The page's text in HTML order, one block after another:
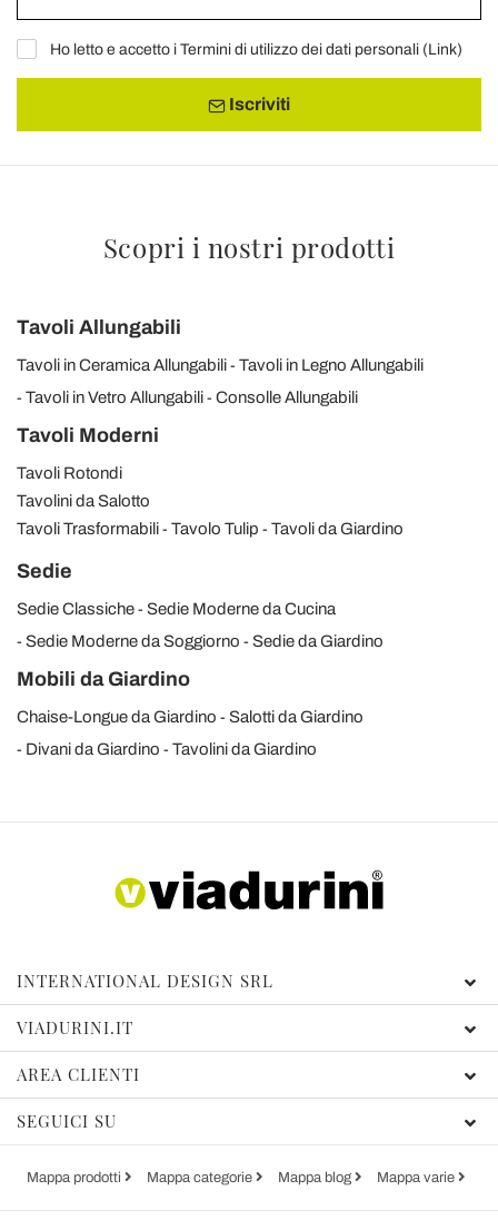
Ho letto e accetto i Termini di utilizzo dei dati personali (Link)
Iscriviti
Scopri i nostri prodotti
Tavoli Allungabili
Tavoli in Ceramica Allungabili
Tavoli in Legno Allungabili
Tavoli in Vetro Allungabili
Consolle Allungabili
Tavoli Moderni
Tavoli Rotondi
Tavolini da Salotto
Tavoli Trasformabili
Tavolo Tulip Tavoli da Giardino
Sedie
Sedie Classiche
Sedie Moderne da Cucina
Sedie Moderne da Soggiorno
Sedie da Giardino
Mobili da Giardino
Chaise-Longue da Giardino
Salotti da Giardino
Divani da Giardino
Tavolini da Giardino
INTERNATIONAL DESIGN SRL
VIADURINI.IT
AREA CLIENTI
SEGUICI SU
Mappa prodotti Mappa categorie Mappa blog Mappa varie